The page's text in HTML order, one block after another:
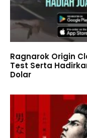
Ragnarok Origin
Test Serta
Dolar